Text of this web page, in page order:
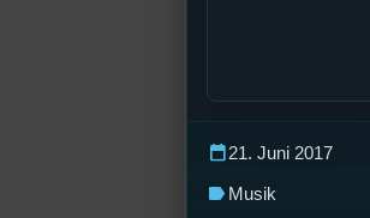
calendar_today21. Juni 2017
label Musik